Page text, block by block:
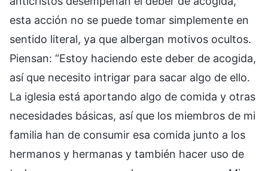
esta acción no se puede tomar simplemente en
sentido literal, ya que albergan motivos ocultos.
Piensan: “Estoy haciendo este deber de acogida,
así que necesito intrigar para sacar algo de ello.
La iglesia está aportando algo de comida y otras
necesidades básicas, así que los miembros de mi
familia han de consumir esa comida junto a los
hermanos y hermanas y también hacer uso de